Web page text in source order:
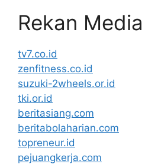
Rekan Media
tv7.co.id
zenfitness.co.id
suzuki-2wheels.or.id
tki.or.id
beritasiang.com
beritabolaharian.com
topreneur.id
pejuangkerja.com